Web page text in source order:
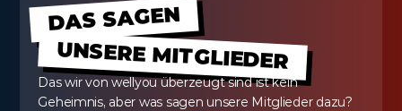
DAS SAGEN
UNSERE MITGLIEDER
Das wir von wellyou überzeugt sind ist kein
Geheimnis, aber was sagen unsere Mitglieder dazu?